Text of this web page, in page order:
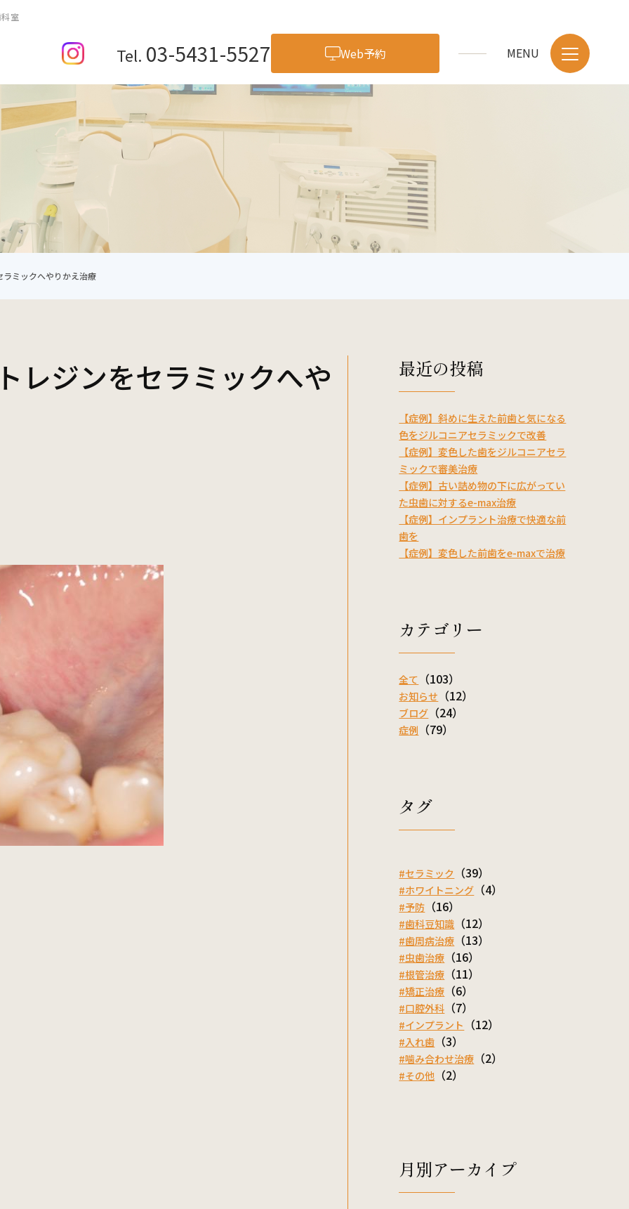
室
Tel. 03-5431-5527 Web予約
当院が選ばれる理由
料金表
採用情報
診療の流れ
症例・ブログ
お問い合わせ
一般歯科・根管治療 歯のクリーニング・予防 小児歯科
インプラント・入れ歯 セラミック治療
Web予約
ミックへやりかえ治療
レジンをセラミックへや 最近の投稿
【症例】斜めに生えた前歯と気になる
色をジルコニアセラミックで改善
【症例】変色した歯をジルコニアセラ
ミックで審美治療
【症例】古い詰め物の下に広がってい
た虫歯に対するe-max治療
【症例】インプラント治療で快適な前
歯を
【症例】変色した前歯をe-maxで治療
カテゴリー
全て （103）
お知らせ （12）
ブログ （24）
症例 （79）
タグ
#セラミック （39）
#ホワイトニング （4）
#予防 （16）
#歯科豆知識 （12）
#歯周病治療 （13）
#虫歯治療 （16）
#根管治療 （11）
#矯正治療 （6）
#口腔外科 （7）
#インプラント （12）
#入れ歯 （3）
#噛み合わせ治療 （2）
#その他 （2）
月別アーカイプ